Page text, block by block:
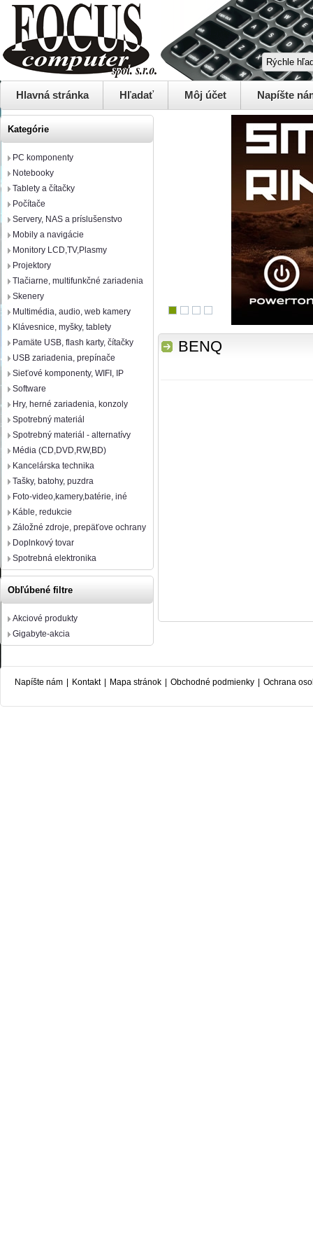
Hlavná stránka Hľadať Môj účet Napíšte
Kategórie
PC komponenty
Notebooky
Tablety a čítačky
Počítače
Servery, NAS a príslušenstvo
Mobily a navigácie
Monitory LCD,TV,Plasmy
Projektory
Tlačiarne, multifunkčné zariadenia
Skenery
Multimédia, audio, web kamery
Klávesnice, myšky, tablety
Pamäte USB, flash karty, čítačky
USB zariadenia, prepínače
Sieťové komponenty, WIFI, IP
Software
Hry, herné zariadenia, konzoly
Spotrebný materiál
Spotrebný materiál - alternatívy
Média (CD,DVD,RW,BD)
Kancelárska technika
Tašky, batohy, puzdra
Foto-video,kamery,batérie, iné
Káble, redukcie
Záložné zdroje, prepäťove ochrany
Doplnkový tovar
Spotrebná elektronika
Obľúbené filtre
Akciové produkty
Gigabyte-akcia
BENQ
Napíšte nám Kontakt Mapa stránok Obchodné podmienky Ochrana